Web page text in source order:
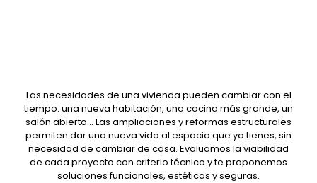
Las necesidades de una vivienda pueden cambiar con el
tiempo: una nueva habitación, una cocina más grande, un
salón abierto… Las ampliaciones y reformas estructurales
permiten dar una nueva vida al espacio que ya tienes, sin
necesidad de cambiar de casa. Evaluamos la viabilidad
de cada proyecto con criterio técnico y te proponemos
soluciones funcionales, estéticas y seguras.